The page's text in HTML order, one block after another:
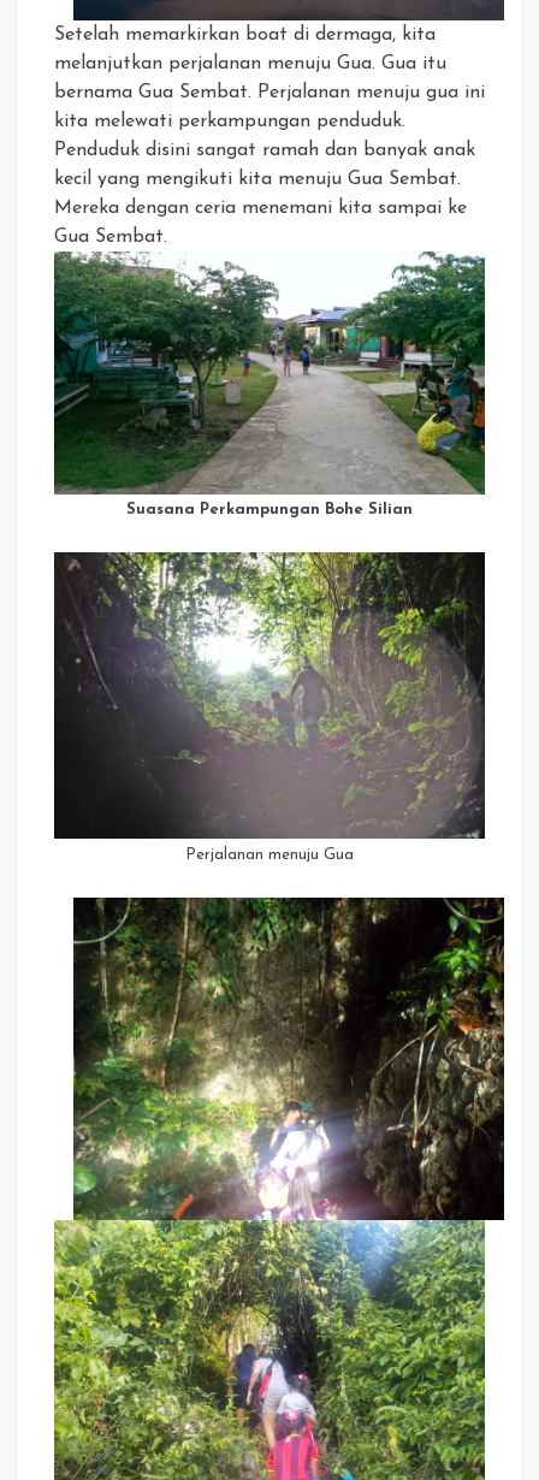
Setelah memarkirkan boat di dermaga, kita
melanjutkan perjalanan menuju Gua. Gua itu
bernama Gua Sembat. Perjalanan menuju gua ini
kita melewati perkampungan penduduk.
Penduduk disini sangat ramah dan banyak anak
kecil yang mengikuti kita menuju Gua Sembat.
Mereka dengan ceria menemani kita sampai ke
Gua Sembat.
Suasana Perkampungan Bohe Silian
Perjalanan menuju Gua